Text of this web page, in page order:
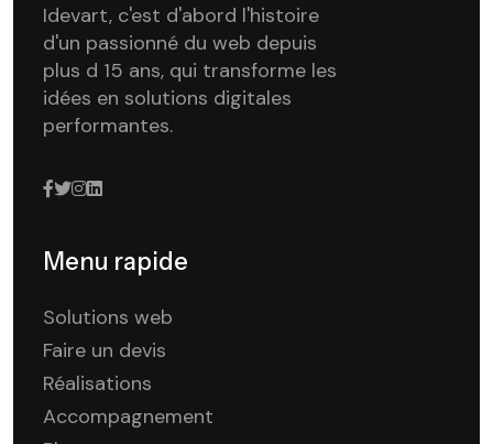
Idevart, c'est d'abord l'histoire
d'un passionné du web depuis
plus d 15 ans, qui transforme les
idées en solutions digitales
performantes.
Menu rapide
Solutions web
Faire un devis
Réalisations
Accompagnement